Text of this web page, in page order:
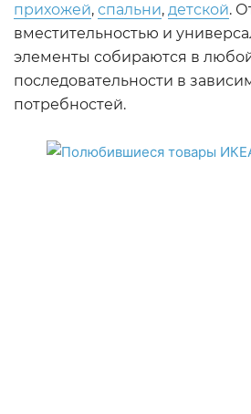
прихожей, спальни, детской.
вместительностью и
элементы собираются в
последовательности в
потребностей.